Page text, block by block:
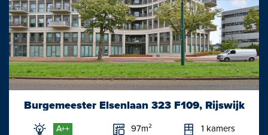
Burgemeester Elsenlaan 323 F109, Rijswijk
A++ 97m² 1 kamers